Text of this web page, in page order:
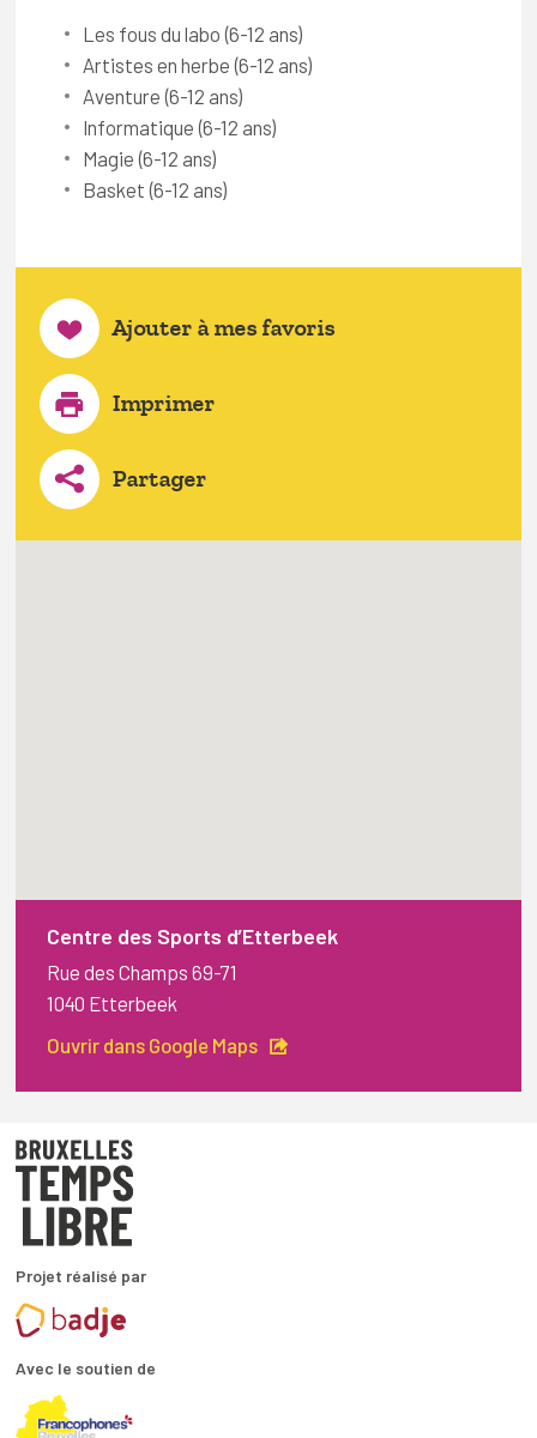
Les fous du labo (6-12 ans)
Artistes en herbe (6-12 ans)
Aventure (6-12 ans)
Informatique (6-12 ans)
Magie (6-12 ans)
Basket (6-12 ans)
Ajouter à mes favoris
Imprimer
Partager
Centre des Sports d’Etterbeek
Rue des Champs 69-71
1040 Etterbeek
Ouvrir dans Google Maps
Projet réalisé par
Avec le soutien de